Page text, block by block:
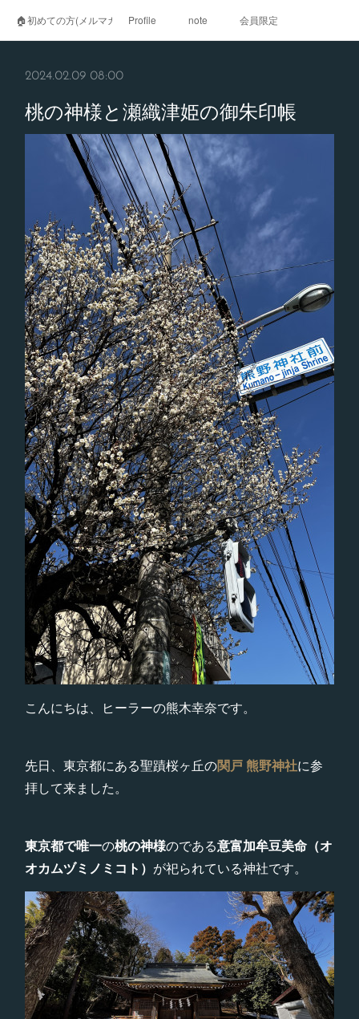
🏠初めての方(メルマガ登録)Profile note 会員限定
2024.02.09 08:00
桃の神様と瀬織津姫の御朱印帳
こんにちは、ヒーラーの熊木幸奈です。
先日、東京都にある聖蹟桜ヶ丘の関戸 熊野神社に参
拝して来ました。
東京都で唯一の桃の神様のである意富加牟豆美命（オ
オカムヅミノミコト） が祀られている神社です。